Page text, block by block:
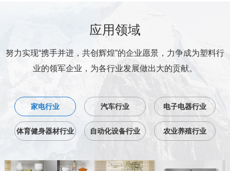
应用领域
努力实现“携手并进，共创辉煌”的企业愿景，力争成为塑料行
业的领军企业，为各行业发展做出大的贡献。
家电行业 汽车行业 电子电器行业
体育健身器材行业 自动化设备行业 农业养殖行业